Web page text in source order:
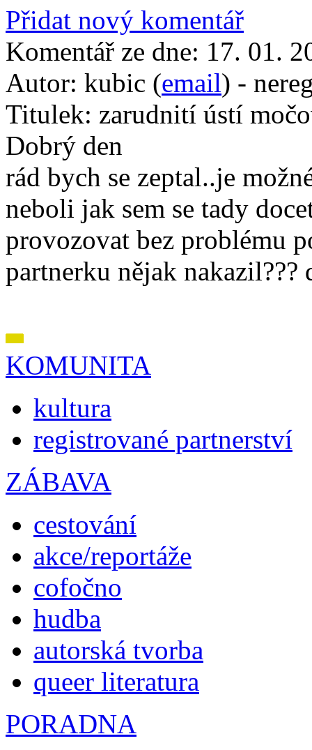
Přidat nový komentář
Komentář ze dne: 17. 01.
Autor: kubic (email) -
Titulek: zarudnití ústí
Dobrý den
rád bych se zeptal..je
neboli jak sem se tady
provozovat bez problému
partnerku nějak nakazil???
KOMUNITA
kultura
registrované partnerství
ZÁBAVA
cestování
akce/reportáže
cofočno
hudba
autorská tvorba
queer literatura
PORADNA